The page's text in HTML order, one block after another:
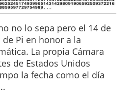
no lo sepa pero el 14 de
Pi en honor a la
La propia Cámara
de Estados Unidos
la fecha como el día